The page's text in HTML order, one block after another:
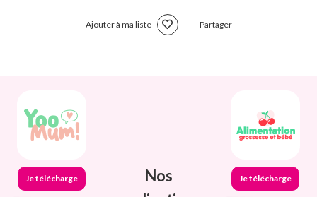
Ajouter à ma liste Partager
Je télécharge
Nos
Je télécharge